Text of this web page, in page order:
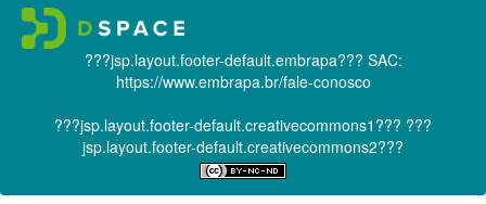
???jsp.layout.footer-default.embrapa??? SAC:
https://www.embrapa.br/fale-conosco
???jsp.layout.footer-default.creativecommons1??? ???
jsp.layout.footer-default.creativecommons2???